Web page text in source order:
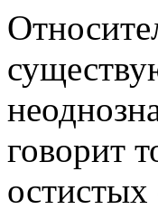
говорит
остистых